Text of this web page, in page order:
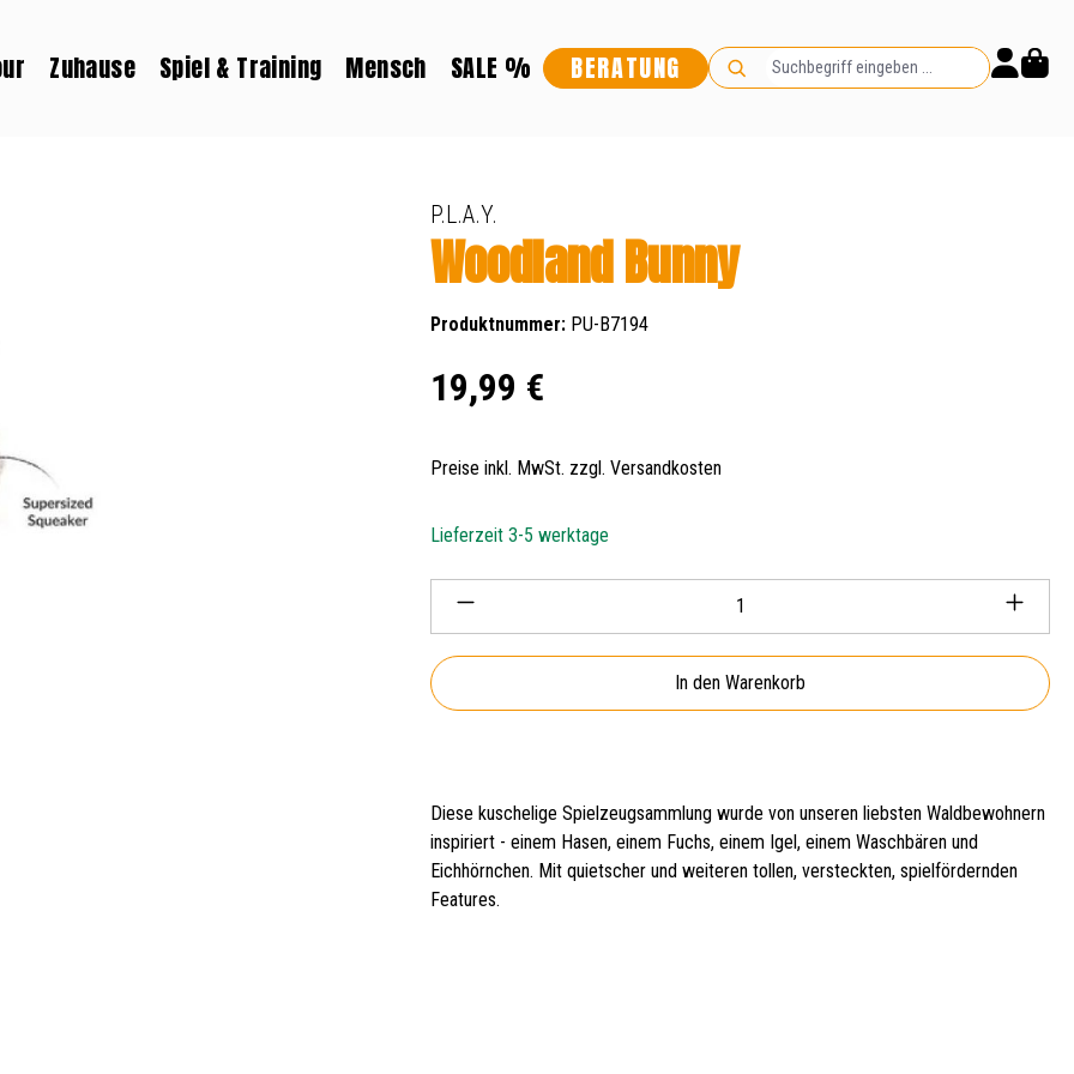
Zuhause Spiel & Training Mensch SALE % BERATUNG
P.L.A.Y.
Woodland Bunny
Produktnummer: PU-B7194
Regulärer Preis:
19,99 €
Preise inkl. MwSt. zzgl. Versandkosten
Lieferzeit 3-5 werktage
Produkt Anzahl: Gib den gewünschten Wert ein oder
In den Warenkorb
Diese kuschelige Spielzeugsammlung wurde von unseren liebsten Waldbewohnern
inspiriert - einem Hasen, einem Fuchs, einem Igel, einem Waschbären und
Eichhörnchen. Mit quietscher und weiteren tollen, versteckten, spielfördernden
Features.